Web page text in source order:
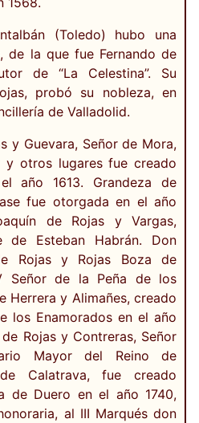
(Toledo) hubo una
de la que fue Fernando de
de “La Celestina”. Su
probó su nobleza, en
de Valladolid.
y Guevara, Señor de Mora,
y otros lugares fue creado
año 1613. Grandeza de
fue otorgada en el año
de Rojas y Vargas,
de Esteban Habrán. Don
Rojas y Rojas Boza de
Señor de la Peña de los
Herrera y Alimañes, creado
los Enamorados en el año
Rojas y Contreras, Señor
Mayor del Reino de
Calatrava, fue creado
de Duero en el año 1740,
al III Marqués don